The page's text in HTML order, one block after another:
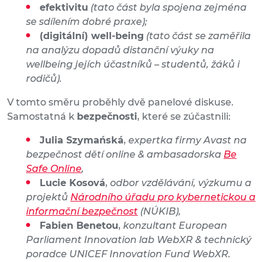
efektivitu (tato část byla spojena zejména
se sdílením dobré praxe);
(digitální) well-being (tato část se zaměřila
na analýzu dopadů distanční výuky na
wellbeing jejích účastníků – studentů, žáků i
rodičů).
V tomto směru proběhly dvě panelové diskuse.
Samostatná k bezpečnosti, které se zúčastnili:
Julia Szymańská, expertka firmy Avast na
bezpečnost dětí online & ambasadorska Be
Safe Online,
Lucie Kosová, odbor vzdělávání, výzkumu a
projektů Národního úřadu pro kybernetickou a
informační bezpečnost (NÚKIB),
Fabien Benetou, konzultant European
Parliament Innovation lab WebXR & technický
poradce UNICEF Innovation Fund WebXR.